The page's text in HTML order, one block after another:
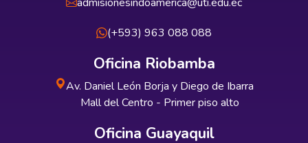
(+593) 963 088 088
Oficina Riobamba
Av. Daniel León Borja y Diego de Ibarra
Mall del Centro - Primer piso alto
Oficina Guayaquil